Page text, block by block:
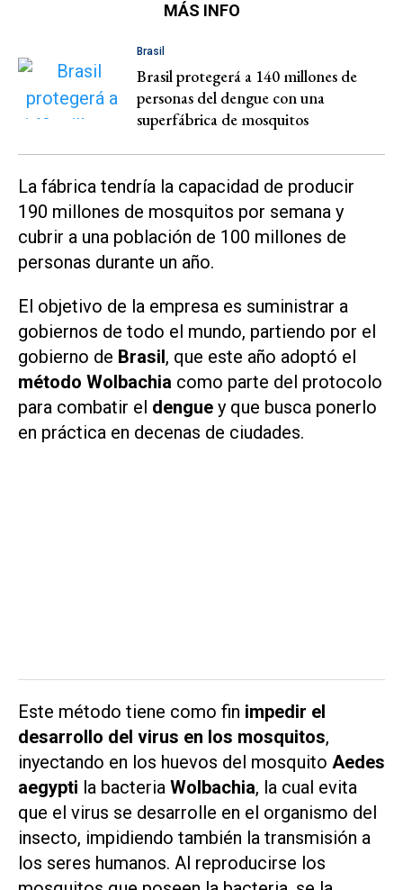
MÁS INFO
Brasil
Brasil protegerá a 140 millones de
personas del dengue con una
superfábrica de mosquitos
La fábrica tendría la capacidad de producir
190 millones de mosquitos por semana y
cubrir a una población de 100 millones de
personas durante un año.
El objetivo de la empresa es suministrar a
gobiernos de todo el mundo, partiendo por el
gobierno de Brasil, que este año adoptó el
método Wolbachia como parte del protocolo
para combatir el dengue y que busca ponerlo
en práctica en decenas de ciudades.
Este método tiene como fin impedir el
desarrollo del virus en los mosquitos,
inyectando en los huevos del mosquito Aedes
aegypti la bacteria Wolbachia, la cual evita
que el virus se desarrolle en el organismo del
insecto, impidiendo también la transmisión a
los seres humanos. Al reproducirse los